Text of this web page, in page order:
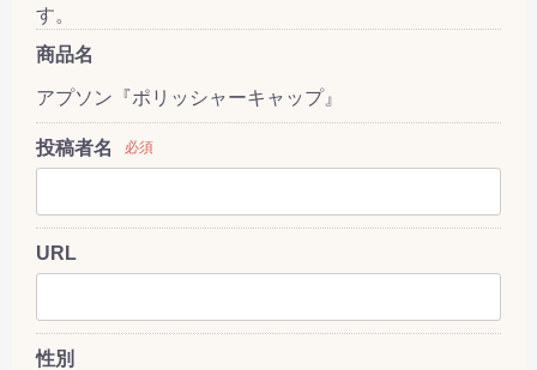
す。
商品名
アプソン『ポリッシャーキャップ』
投稿者名 必須
URL
性別